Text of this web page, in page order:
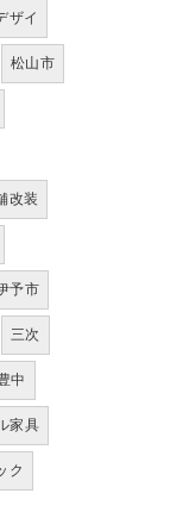
ザイ
松山市
改装
予市
三次
中
家具
ク